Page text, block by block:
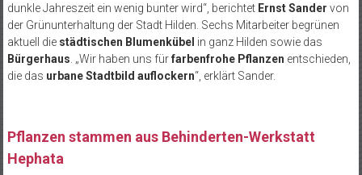
dunkle Jahreszeit ein wenig bunter wird“, berichtet Ernst Sander von
der Grünunterhaltung der Stadt Hilden. Sechs Mitarbeiter begrünen
aktuell die städtischen Blumenkübel in ganz Hilden sowie das
Bürgerhaus . „Wir haben uns fürfarbenfrohe Pflanzen entschieden,
die das urbane Stadtbild auflockern“, erklärt Sander.
Pflanzen stammen aus Behinderten-Werkstatt
Hephata